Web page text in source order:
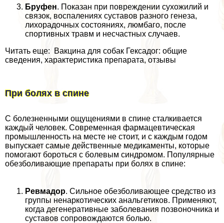
Бруфен. Показан при повреждении сухожилий и
связок, воспалениях суставов разного генеза,
лихорадочных состояниях, люмбаго, после
спортивных травм и несчастных случаев.
Читать еще: Вакцина для собак Гексадог: общие
сведения, хаpaктеристика препарата, отзывы
При болях в спине
С болезненными ощущениями в спине сталкивается
каждый человек. Современная фармацевтическая
промышленность на месте не стоит, и с каждым годом
выпускает самые действенные медикаменты, которые
помогают бороться с болевым синдромом. Популярные
обезболивающие препараты при болях в спине:
Ревмадор. Сильное обезболивающее средство из
группы ненаркотических aнaльгетиков. Применяют,
когда дегенеративные заболевания позвоночника и
суставов сопровождаются болью.